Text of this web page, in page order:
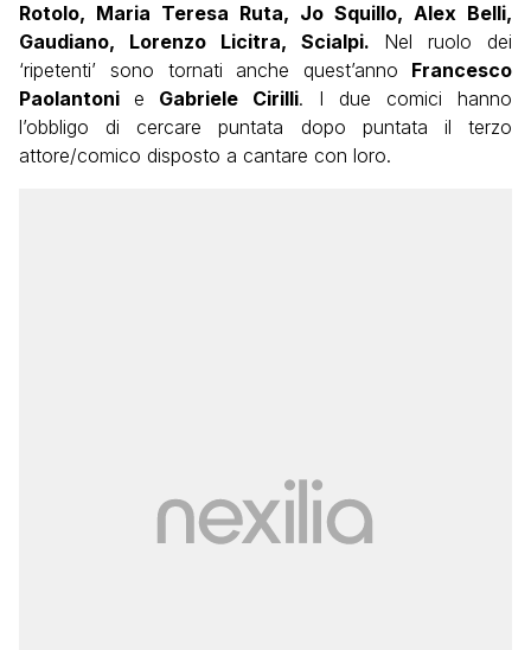
Rotolo, Maria Teresa Ruta, Jo Squillo, Alex Belli,
Gaudiano, Lorenzo Licitra, Scialpi. Nel ruolo dei
‘ripetenti’ sono tornati anche quest’anno Francesco
Paolantoni e Gabriele Cirilli. I due comici hanno
l’obbligo di cercare puntata dopo puntata il terzo
attore/comico disposto a cantare con loro.